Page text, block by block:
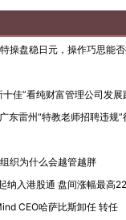
【特别呈现】寻找100种
操盘稳日元，操作巧思能
十佳”看纯财富管理公司发展
东雷州“特教老师招聘违规”
织为什么会越管越胖
纳入港股通 盘间涨幅最高
CEO哈萨比斯卸任 转任